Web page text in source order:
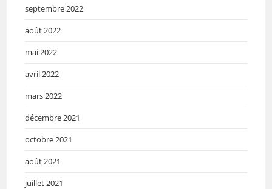
septembre 2022
août 2022
mai 2022
avril 2022
mars 2022
décembre 2021
octobre 2021
août 2021
juillet 2021